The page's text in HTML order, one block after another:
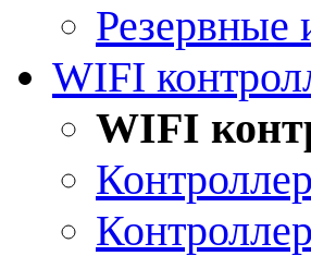
Резервные
WIFI
WIFI